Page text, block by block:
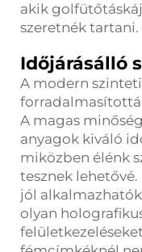
akik
szeretnék tartani.
Időjárásálló
A modern
A magas
anyagok kiváló
miközben élénk
tesznek
jól
olyan